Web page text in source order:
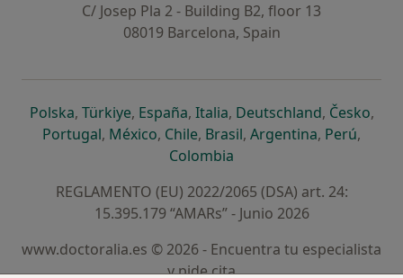
C/ Josep Pla 2 - Building B2, floor 13
08019 Barcelona, Spain
Polskase abre en una nueva pestaña
, Türkiyese abre en una nueva pestaña
, Españase abre en una nueva pestaña
, Italiase abre en una nueva
, Deutschlandse abre en
, Českose
,
Portugalse abre en una nueva pestaña
, Méxicose abre en una nueva pestaña
, Chilese abre en una nueva pestaña
, Brasilse abre en una nueva
, Argentinase abre en
, Perúse
,
Colombia
REGLAMENTO (EU) 2022/2065 (DSA) art. 24:
15.395.179 “AMARs” - Junio 2026
www.doctoralia.es © 2026 - Encuentra tu especialista
y pide cita